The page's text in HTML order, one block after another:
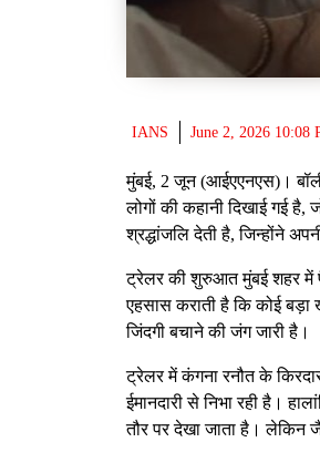
IANS June 2, 2026 10:08
मुंबई, 2 जून (आईएएनएस)।
लोगों की कहानी दिखाई गई है,
श्रद्धांजलि देती है, जिन्होंने
ट्रेलर की शुरुआत मुंबई शहर में
एहसास कराती है कि कोई
जिंदगी बचाने की जंग जारी है।
ट्रेलर में कंगना रनौत के
ईमानदारी से निभा रही है।
तौर पर देखा जाता है। लेकिन